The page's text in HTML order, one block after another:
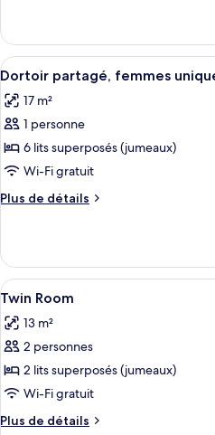
Dortoir
partagé,
mixte
(6
Beds)
Dortoir
partagé,
mixte
Beds)
Afficher
toutes
les
photos
pour
ce
type
de
Dortoir
partagé,
femmes
uniquement
(6
Beds)
10
Dortoir partagé, femmes
17 m²
1 personne
6 lits superposés (jumeaux)
Wi-Fi gratuit
Plus de détails
Plus
Dortoir
partagé,
femmes
(6
Beds)
Afficher
toutes
les
photos
pour
ce
type
14
Twin Room
13 m²
2 personnes
2 lits superposés (jumeaux)
Wi-Fi gratuit
Plus de détails
Plus